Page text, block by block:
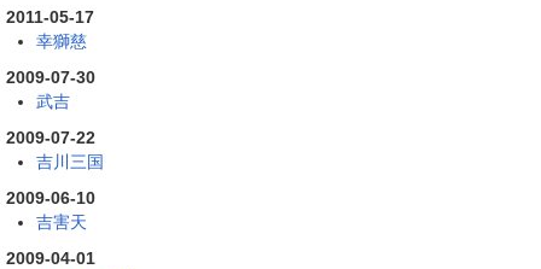
2011-05-17
幸獅慈
2009-07-30
武吉
2009-07-22
吉川三国
2009-06-10
吉害天
2009-04-01